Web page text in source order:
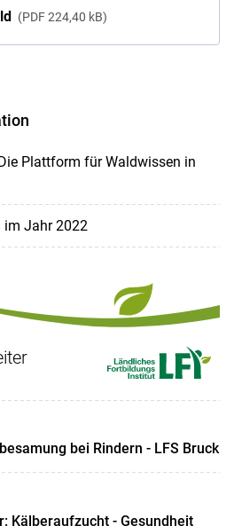
PDF 224,40 kB
Plattform für Waldwissen in
im Jahr 2022
bei Rindern - LFS Bruck
Kälberaufzucht - Gesundheit